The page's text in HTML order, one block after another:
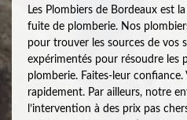
Les Plombiers de Bordeaux est
fuite de plomberie. Nos
pour trouver les sources de vos
expérimentés pour résoudre les
plomberie. Faites-leur
rapidement. Par ailleurs, notre
l’intervention à des prix pas